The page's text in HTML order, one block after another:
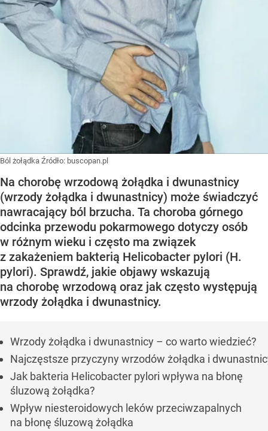
Ból żołądka Źródło: buscopan.pl
Na chorobę wrzodową żołądka i dwunastnicy
(wrzody żołądka i dwunastnicy) może świadczyć
nawracający ból brzucha. Ta choroba górnego
odcinka przewodu pokarmowego dotyczy osób
w różnym wieku i często ma związek
z zakażeniem bakterią Helicobacter pylori (H.
pylori). Sprawdź, jakie objawy wskazują
na chorobę wrzodową oraz jak często występują
wrzody żołądka i dwunastnicy.
Wrzody żołądka i dwunastnicy – co warto wiedzieć?
Najczęstsze przyczyny wrzodów żołądka i
Jak bakteria Helicobacter pylori wpływa na błonę
śluzową żołądka?
Wpływ niesteroidowych leków przeciwzapalnych
na błonę śluzową żołądka